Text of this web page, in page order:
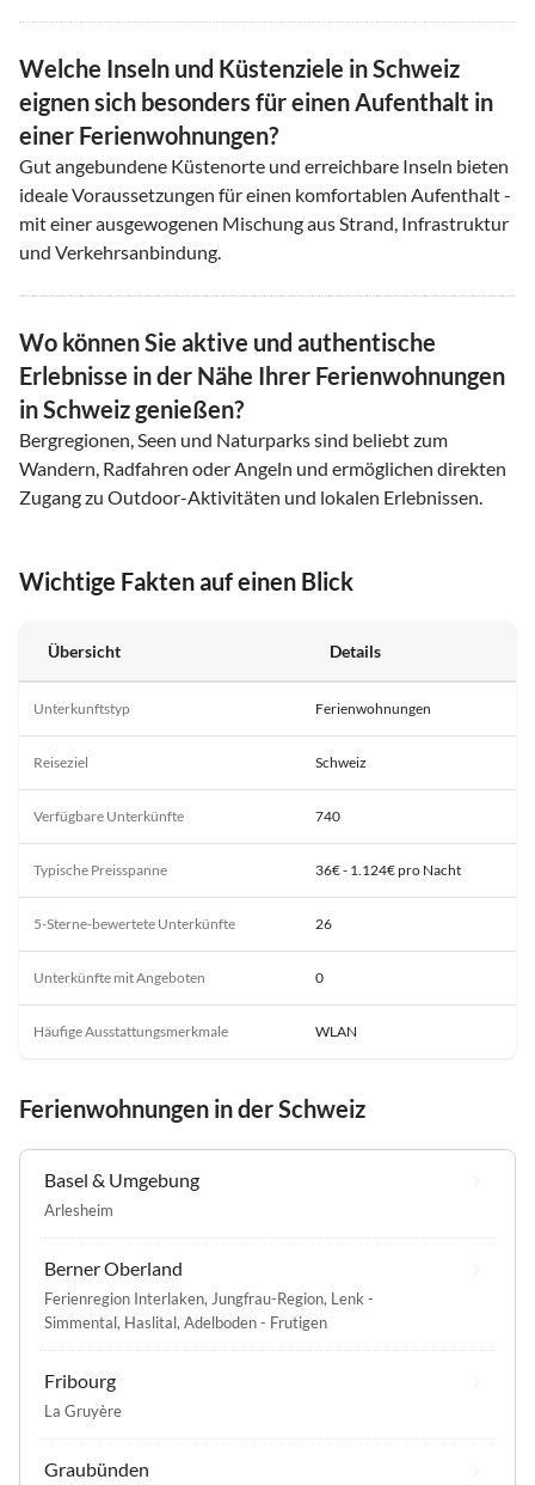
Welche Inseln und Küstenziele in Schweiz
eignen sich besonders für einen Aufenthalt in
einer Ferienwohnungen?
Gut angebundene Küstenorte und erreichbare Inseln bieten
ideale Voraussetzungen für einen komfortablen Aufenthalt -
mit einer ausgewogenen Mischung aus Strand, Infrastruktur
und Verkehrsanbindung.
Wo können Sie aktive und authentische
Erlebnisse in der Nähe Ihrer Ferienwohnungen
in Schweiz genießen?
Bergregionen, Seen und Naturparks sind beliebt zum
Wandern, Radfahren oder Angeln und ermöglichen direkten
Zugang zu Outdoor-Aktivitäten und lokalen Erlebnissen.
Wichtige Fakten auf einen Blick
Übersicht Details
Unterkunftstyp Ferienwohnungen
Reiseziel Schweiz
Verfügbare Unterkünfte 740
Typische Preisspanne 36€ - 1.124€ pro Nacht
5-Sterne-bewertete Unterkünfte 26
Unterkünfte mit Angeboten 0
Häufige Ausstattungsmerkmale WLAN
Ferienwohnungen in der Schweiz
Basel & Umgebung
Arlesheim
Berner Oberland
Ferienregion Interlaken, Jungfrau-Region, Lenk -
Simmental, Haslital, Adelboden - Frutigen
Fribourg
La Gruyère
Graubünden